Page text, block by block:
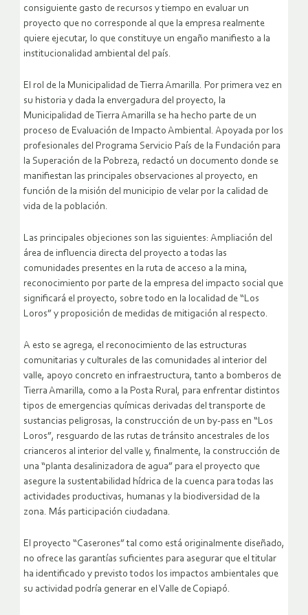
consiguiente gasto de recursos y tiempo en evaluar un
proyecto que no corresponde al que la empresa realmente
quiere ejecutar, lo que constituye un engaño manifiesto a la
institucionalidad ambiental del país.
El rol de la Municipalidad de Tierra Amarilla. Por primera vez en
su historia y dada la envergadura del proyecto, la
Municipalidad de Tierra Amarilla se ha hecho parte de un
proceso de Evaluación de Impacto Ambiental. Apoyada por los
profesionales del Programa Servicio País de la Fundación para
la Superación de la Pobreza, redactó un documento donde se
manifiestan las principales observaciones al proyecto, en
función de la misión del municipio de velar por la calidad de
vida de la población.
Las principales objeciones son las siguientes: Ampliación del
área de influencia directa del proyecto a todas las
comunidades presentes en la ruta de acceso a la mina,
reconocimiento por parte de la empresa del impacto social que
significará el proyecto, sobre todo en la localidad de “Los
Loros” y proposición de medidas de mitigación al respecto.
A esto se agrega, el reconocimiento de las estructuras
comunitarias y culturales de las comunidades al interior del
valle, apoyo concreto en infraestructura, tanto a bomberos de
Tierra Amarilla, como a la Posta Rural, para enfrentar distintos
tipos de emergencias químicas derivadas del transporte de
sustancias peligrosas, la construcción de un by-pass en “Los
Loros”, resguardo de las rutas de tránsito ancestrales de los
crianceros al interior del valle y, finalmente, la construcción de
una “planta desalinizadora de agua” para el proyecto que
asegure la sustentabilidad hídrica de la cuenca para todas las
actividades productivas, humanas y la biodiversidad de la
zona. Más participación ciudadana.
El proyecto “Caserones” tal como está originalmente diseñado,
no ofrece las garantías suficientes para asegurar que el titular
ha identificado y previsto todos los impactos ambientales que
su actividad podría generar en el Valle de Copiapó.